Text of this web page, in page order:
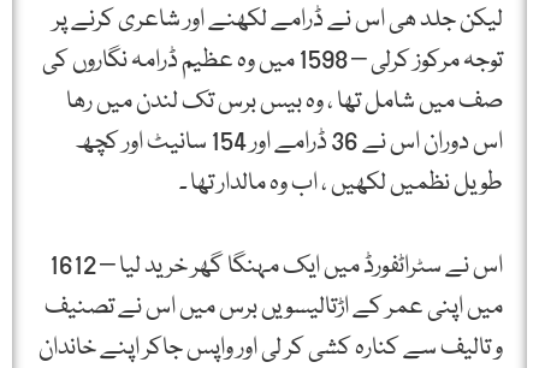
لیکن جلد ھی اس نے ڈرامے لکھنے اور شاعری کرنے پر
توجہ مرکوز کرلی – 1598 میں وہ عظیم ڈرامہ نگاروں کی
صف میں شامل تھا ، وہ بیس برس تک لندن میں رھا
اس دوران اس نے 36 ڈرامے اور 154 سانیٹ اور کچھ
طویل نظمیں لکھیں ، اب وہ مالدار تھا ۔
اس نے سٹراٹفورڈ میں ایک مہنگا گھر خرید لیا – 1612
میں اپنی عمر کے اڑتالیسویں برس میں اس نے تصنیف
و تالیف سے کنارہ کشی کر لی اور واپس جاکر اپنے خاندان